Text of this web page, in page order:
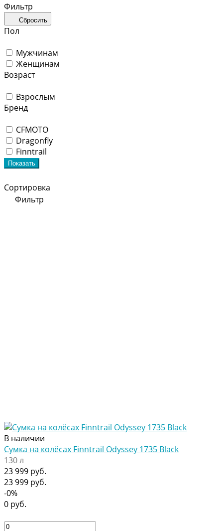
Фильтр
Сбросить
Пол
Мужчинам
Женщинам
Возраст
Взрослым
Бренд
CFMOTO
Dragonfly
Finntrail
Показать
Сортировка
Фильтр
В наличии
Сумка на колёсах Finntrail Odyssey 1735 Black
130 л
23 999 руб.
23 999 руб.
-0%
0 руб.